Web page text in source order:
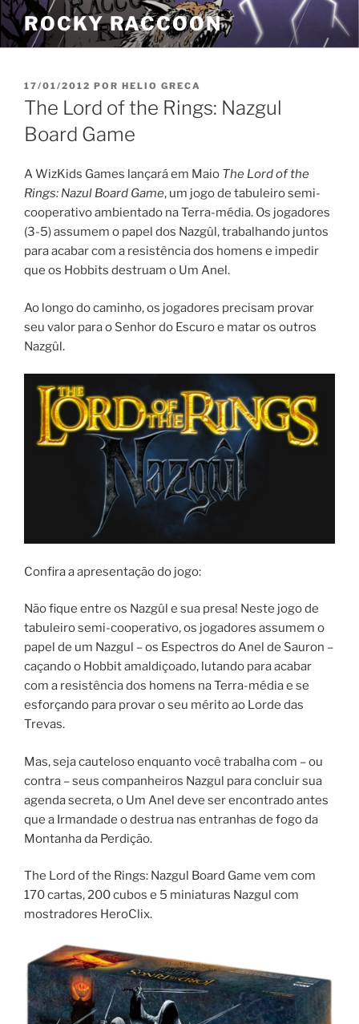
Pular
para
o
ROCKY RACCOON
PUBLICADO
EM
17/01/2012 POR HELIO GRECA
The Lord of the Rings: Nazgul
Board Game
A WizKids Games lançará em Maio The Lord of the
Rings: Nazul Board Game, um jogo de tabuleiro semi-
cooperativo ambientado na Terra-média. Os jogadores
(3-5) assumem o papel dos Nazgûl, trabalhando juntos
para acabar com a resistência dos homens e impedir
que os Hobbits destruam o Um Anel.
Ao longo do caminho, os jogadores precisam provar
seu valor para o Senhor do Escuro e matar os outros
Nazgûl.
Confira a apresentação do jogo:
Não fique entre os Nazgûl e sua presa! Neste jogo de
tabuleiro semi-cooperativo, os jogadores assumem o
papel de um Nazgul – os Espectros do Anel de Sauron –
caçando o Hobbit amaldiçoado, lutando para acabar
com a resistência dos homens na Terra-média e se
esforçando para provar o seu mérito ao Lorde das
Trevas.
Mas, seja cauteloso enquanto você trabalha com – ou
contra – seus companheiros Nazgul para concluir sua
agenda secreta, o Um Anel deve ser encontrado antes
que a Irmandade o destrua nas entranhas de fogo da
Montanha da Perdição.
The Lord of the Rings: Nazgul Board Game vem com
170 cartas, 200 cubos e 5 miniaturas Nazgul com
mostradores HeroClix.